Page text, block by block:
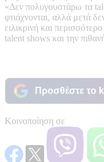
«Δεν πολυγουστάρω τα
φτιάχνονται, αλλά μετά
ειλικρινή και
talent shows και την
Προσθέστε το
Κοινοποίηση σε